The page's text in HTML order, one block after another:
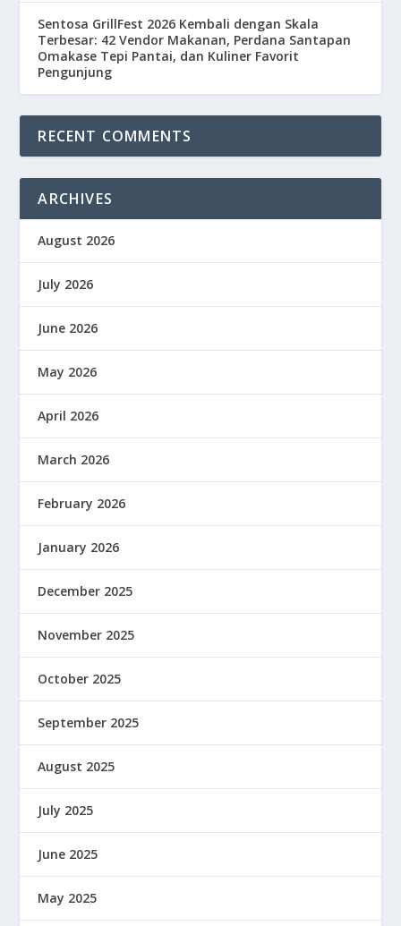
Sentosa GrillFest 2026 Kembali dengan Skala
Terbesar: 42 Vendor Makanan, Perdana Santapan
Omakase Tepi Pantai, dan Kuliner Favorit
Pengunjung
RECENT COMMENTS
ARCHIVES
August 2026
July 2026
June 2026
May 2026
April 2026
March 2026
February 2026
January 2026
December 2025
November 2025
October 2025
September 2025
August 2025
July 2025
June 2025
May 2025